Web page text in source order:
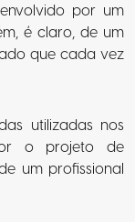
por um
é claro, de um
que cada vez
utilizadas nos
o projeto de
um profissional